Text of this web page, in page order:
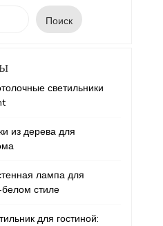
Поиск
светильники
из дерева для
лампа для
стиле
для гостиной: